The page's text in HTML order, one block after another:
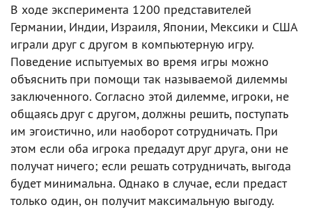
В ходе эксперимента 1200 представителей
Германии, Индии, Израиля, Японии, Мексики и США
играли друг с другом в компьютерную игру.
Поведение испытуемых во время игры можно
объяснить при помощи так называемой дилеммы
заключенного. Согласно этой дилемме, игроки, не
общаясь друг с другом, должны решить, поступать
им эгоистично, или наоборот сотрудничать. При
этом если оба игрока предадут друг друга, они не
получат ничего; если решать сотрудничать, выгода
будет минимальна. Однако в случае, если предаст
только один, он получит максимальную выгоду.